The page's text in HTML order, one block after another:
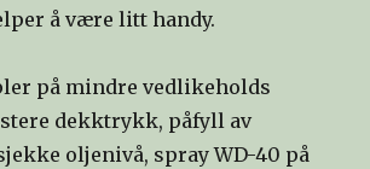
å være litt handy.
på mindre vedlikeholds
dekktrykk, påfyll av
oljenivå, spray WD-40 på